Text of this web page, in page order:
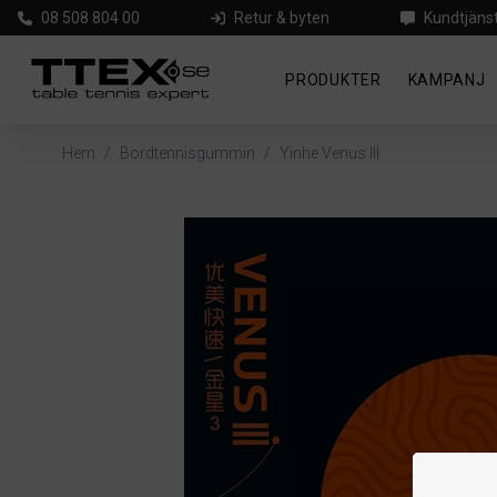
08 508 804 00 Retur & byten
PRODUKTER KAMPANJ
Hem / Bordtennisgummin / Yinhe Venus III